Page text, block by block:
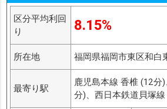
区分平均利回
り
8.15%
所在地 福岡県福岡市東区和白
最寄り駅
鹿児島本線 香椎 (12分
分)、西日本鉄道貝塚